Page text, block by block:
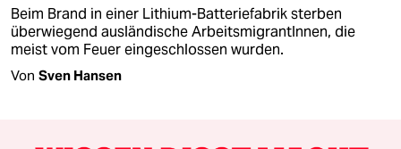
Beim Brand in einer Lithium-Batteriefabrik sterben
überwiegend ausländische ArbeitsmigrantInnen, die
meist vom Feuer eingeschlossen wurden.
Von Sven Hansen